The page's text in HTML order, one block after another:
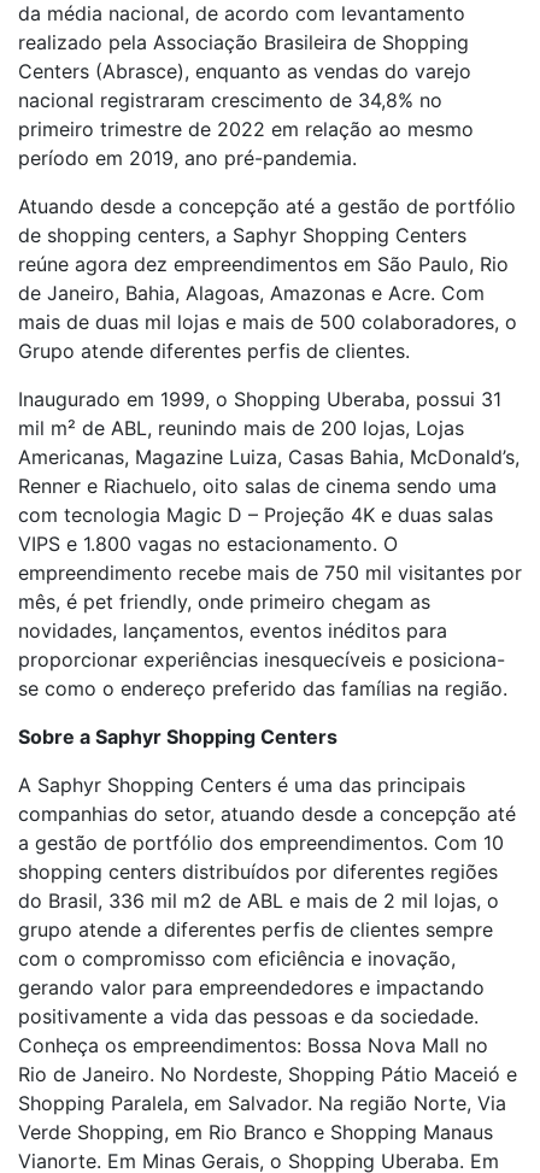
da média nacional, de acordo com levantamento
realizado pela Associação Brasileira de Shopping
Centers (Abrasce), enquanto as vendas do varejo
nacional registraram crescimento de 34,8% no
primeiro trimestre de 2022 em relação ao mesmo
período em 2019, ano pré-pandemia.
Atuando desde a concepção até a gestão de portfólio
de shopping centers, a Saphyr Shopping Centers
reúne agora dez empreendimentos em São Paulo, Rio
de Janeiro, Bahia, Alagoas, Amazonas e Acre. Com
mais de duas mil lojas e mais de 500 colaboradores, o
Grupo atende diferentes perfis de clientes.
Inaugurado em 1999, o Shopping Uberaba, possui 31
mil m² de ABL, reunindo mais de 200 lojas, Lojas
Americanas, Magazine Luiza, Casas Bahia, McDonald’s,
Renner e Riachuelo, oito salas de cinema sendo uma
com tecnologia Magic D – Projeção 4K e duas salas
VIPS e 1.800 vagas no estacionamento. O
empreendimento recebe mais de 750 mil visitantes por
mês, é pet friendly, onde primeiro chegam as
novidades, lançamentos, eventos inéditos para
proporcionar experiências inesquecíveis e posiciona-
se como o endereço preferido das famílias na região.
Sobre a Saphyr Shopping Centers
A Saphyr Shopping Centers é uma das principais
companhias do setor, atuando desde a concepção até
a gestão de portfólio dos empreendimentos. Com 10
shopping centers distribuídos por diferentes regiões
do Brasil, 336 mil m2 de ABL e mais de 2 mil lojas, o
grupo atende a diferentes perfis de clientes sempre
com o compromisso com eficiência e inovação,
gerando valor para empreendedores e impactando
positivamente a vida das pessoas e da sociedade.
Conheça os empreendimentos: Bossa Nova Mall no
Rio de Janeiro. No Nordeste, Shopping Pátio Maceió e
Shopping Paralela, em Salvador. Na região Norte, Via
Verde Shopping, em Rio Branco e Shopping Manaus
Vianorte. Em Minas Gerais, o Shopping Uberaba. Em